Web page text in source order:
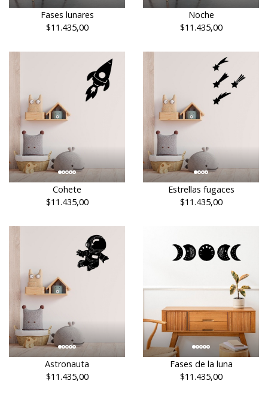
Fases lunares
$11.435,00
Noche
$11.435,00
Cohete
$11.435,00
Estrellas fugaces
$11.435,00
Astronauta
$11.435,00
Fases de la luna
$11.435,00